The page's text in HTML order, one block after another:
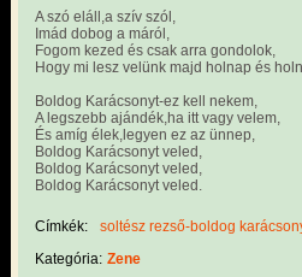
A szó eláll,a szív szól,
Imád dobog a máról,
Fogom kezed és csak arra gondolok,
Hogy mi lesz velünk majd holnap és
Boldog Karácsonyt-ez kell nekem,
A legszebb ajándék,ha itt vagy velem,
És amíg élek,legyen ez az ünnep,
Boldog Karácsonyt veled,
Boldog Karácsonyt veled,
Boldog Karácsonyt veled.
Címkék:
soltész rezső-boldog
Kategória: Zene